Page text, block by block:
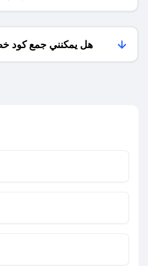
هل يمكنني جمع كود